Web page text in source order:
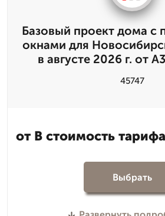
Базовый проект дома с
окнами для
в августе 2026 г. от
45747
от В стоимость
Выбрать